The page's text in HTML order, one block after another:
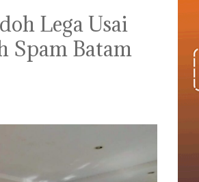
Lega Usai
Spam Batam